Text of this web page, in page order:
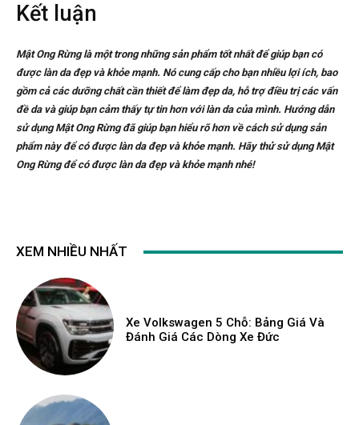
Kết luận
Mật Ong Rừng là một trong những sản phẩm tốt nhất để giúp bạn có
được làn da đẹp và khỏe mạnh. Nó cung cấp cho bạn nhiều lợi ích, bao
gồm cả các dưỡng chất cần thiết để làm đẹp da, hỗ trợ điều trị các vấn
đề da và giúp bạn cảm thấy tự tin hơn với làn da của mình. Hướng dẫn
sử dụng Mật Ong Rừng đã giúp bạn hiểu rõ hơn về cách sử dụng sản
phẩm này để có được làn da đẹp và khỏe mạnh. Hãy thử sử dụng Mật
Ong Rừng để có được làn da đẹp và khỏe mạnh nhé!
XEM NHIỀU NHẤT
Xe Volkswagen 5 Chỗ: Bảng Giá Và
Đánh Giá Các Dòng Xe Đức